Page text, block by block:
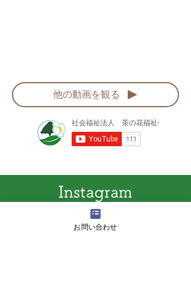
他の動画を観る
Instagram
採用担当のインスタグラムです！
お問い合わせ